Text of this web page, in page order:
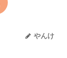
やんけ